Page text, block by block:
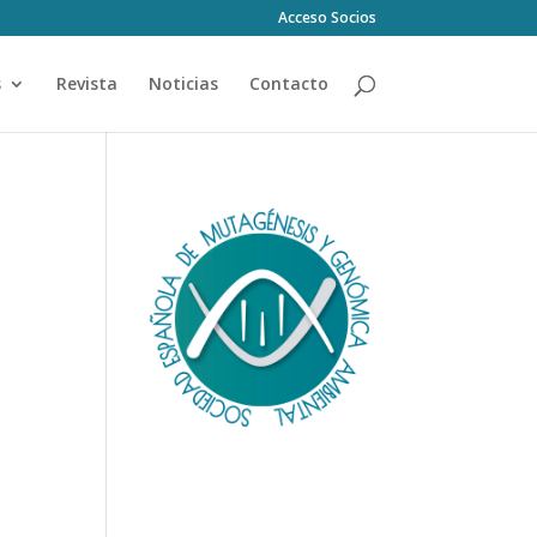
Acceso Socios
Revista Noticias Contacto